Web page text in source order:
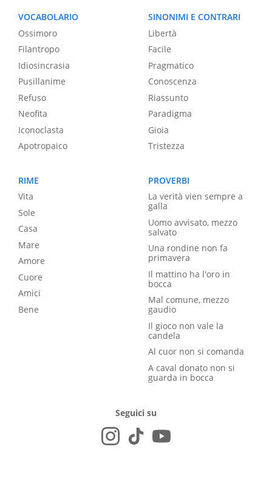
VOCABOLARIO
Ossimoro
Filantropo
Idiosincrasia
Pusillanime
Refuso
Neofita
Iconoclasta
Apotropaico
SINONIMI E CONTRARI
Libertà
Facile
Pragmatico
Conoscenza
Riassunto
Paradigma
Gioia
Tristezza
RIME
Vita
Sole
Casa
Mare
Amore
Cuore
Amici
Bene
PROVERBI
La verità vien sempre a
galla
Uomo avvisato, mezzo
salvato
Una rondine non fa
primavera
Il mattino ha l'oro in
bocca
Mal comune, mezzo
gaudio
Il gioco non vale la
candela
Al cuor non si comanda
A caval donato non si
guarda in bocca
Seguici su